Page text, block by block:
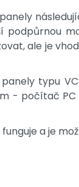
ale je
typu
- počítač
a je